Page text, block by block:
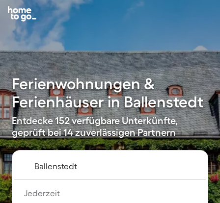
Ferienwohnungen &
Ferienhäuser in Ballenstedt
Entdecke 152 verfügbare Unterkünfte,
geprüft bei 14 zuverlässigen Partnern
Jederzeit